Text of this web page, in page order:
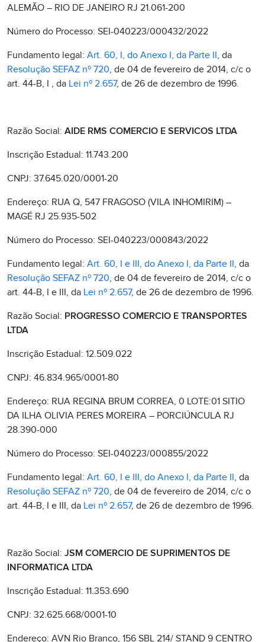
ALEMÃO – RIO DE JANEIRO RJ 21.061-200
Número do Processo: SEI-040223/000432/2022
Fundamento legal: Art. 60, I, do Anexo I, da Parte II, da
Resolução SEFAZ nº 720, de 04 de fevereiro de 2014, c/c o
art. 44-B, I , da Lei nº 2.657, de 26 de dezembro de 1996.
Razão Social: AIDE RMS COMERCIO E SERVICOS LTDA
Inscrição Estadual: 11.743.200
CNPJ: 37.645.020/0001-20
Endereço: RUA Q, 547 FRAGOSO (VILA INHOMIRIM) –
MAGÉ RJ 25.935-502
Número do Processo: SEI-040223/000843/2022
Fundamento legal: Art. 60, I e III, do Anexo I, da Parte II, da
Resolução SEFAZ nº 720, de 04 de fevereiro de 2014, c/c o
art. 44-B, I e III, da Lei nº 2.657, de 26 de dezembro de 1996.
Razão Social: PROGRESSO COMERCIO E TRANSPORTES
LTDA
Inscrição Estadual: 12.509.022
CNPJ: 46.834.965/0001-80
Endereço: RUA REGINA BRUM CORREA, 0 LOTE:01 SITIO
DA ILHA OLIVIA PERES MOREIRA – PORCIÚNCULA RJ
28.390-000
Número do Processo: SEI-040223/000855/2022
Fundamento legal: Art. 60, I e III, do Anexo I, da Parte II, da
Resolução SEFAZ nº 720, de 04 de fevereiro de 2014, c/c o
art. 44-B, I e III, da Lei nº 2.657, de 26 de dezembro de 1996.
Razão Social: JSM COMERCIO DE SUPRIMENTOS DE
INFORMATICA LTDA
Inscrição Estadual: 11.353.690
CNPJ: 32.625.668/0001-10
Endereço: AVN Rio Branco, 156 SBL 214/ STAND 9 CENTRO